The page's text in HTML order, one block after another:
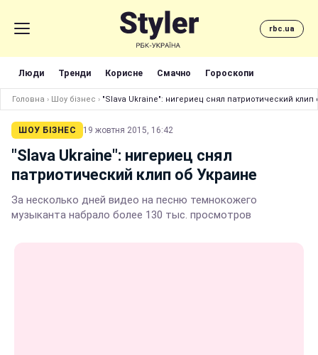
rbc.ua
Люди Тренди Корисне Смачно Гороскопи
Головна › Шоу бізнес › "Slava Ukraine": нигериец снял патриотический клип
ШОУ БІЗНЕС 19 жовтня 2015, 16:42
"Slava Ukraine": нигериец снял
патриотический клип об Украине
За несколько дней видео на песню темнокожего
музыканта набрало более 130 тыс. просмотров